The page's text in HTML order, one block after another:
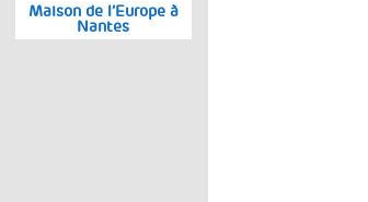
Maison de l’Europe à
Nantes